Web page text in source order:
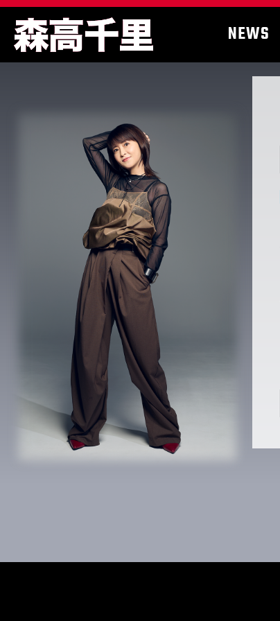
NEWS